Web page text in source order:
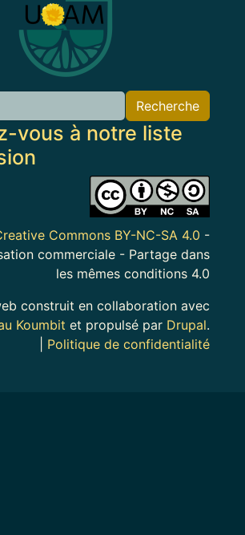
Recherche
vous à notre liste
Commons BY-NC-SA 4.0 -
commerciale - Partage dans
les mêmes conditions 4.0
construit en collaboration avec
Koumbit et propulsé par Drupal.
Politique de confidentialité